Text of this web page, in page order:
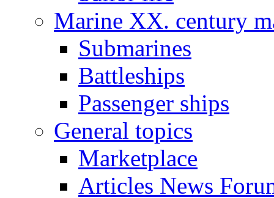
Marine XX. century
Submarines
Battleships
Passenger ships
General topics
Marketplace
Articles News